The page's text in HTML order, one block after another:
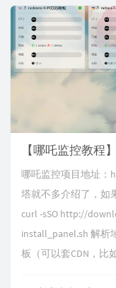
哪吒监控项目地址：
塔就不多介绍了，如
curl -sSO http://
install_panel.sh 解
板（可以套CDN，比